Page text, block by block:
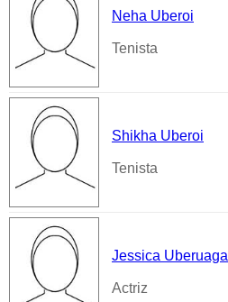
Neha Uberoi
Tenista
Shikha Uberoi
Tenista
Jessica Uberuaga
Actriz